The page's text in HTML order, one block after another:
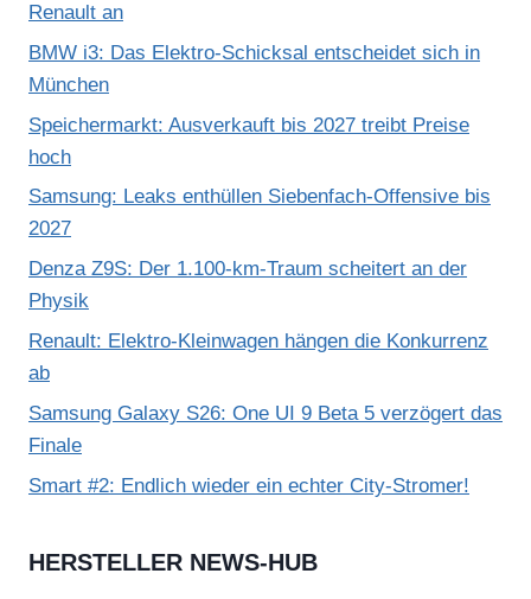
Renault an
BMW i3: Das Elektro-Schicksal entscheidet sich in
München
Speichermarkt: Ausverkauft bis 2027 treibt Preise
hoch
Samsung: Leaks enthüllen Siebenfach-Offensive bis
2027
Denza Z9S: Der 1.100-km-Traum scheitert an der
Physik
Renault: Elektro-Kleinwagen hängen die Konkurrenz
ab
Samsung Galaxy S26: One UI 9 Beta 5 verzögert das
Finale
Smart #2: Endlich wieder ein echter City-Stromer!
HERSTELLER NEWS-HUB